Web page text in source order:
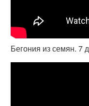
Бегония из семян. 7